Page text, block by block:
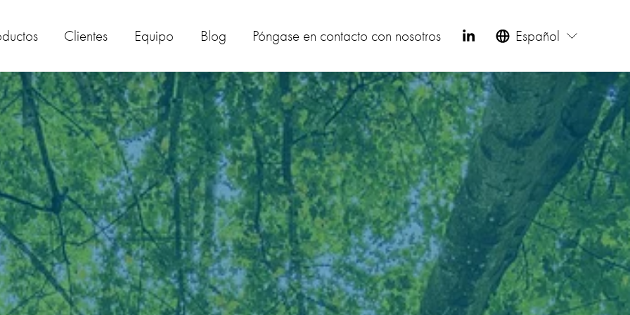
Clientes Equipo Blog Póngase en contacto con nosotros Español